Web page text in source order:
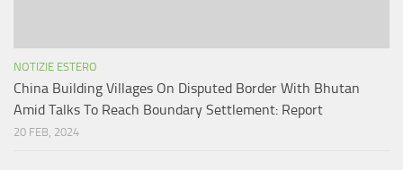
NOTIZIE ESTERO
China Building Villages On Disputed Border With Bhutan
Amid Talks To Reach Boundary Settlement: Report
20 FEB, 2024